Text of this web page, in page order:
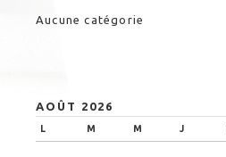
Aucune catégorie
AOÛT 2026
L M M J